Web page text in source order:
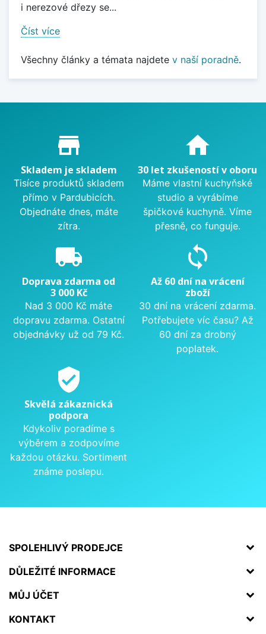
i nerezové dřezy se...
Číst více
Všechny články a témata najdete v naší poradně.
Proč nakupovat u nás?
store_mall_directory
Skladem je skladem
Tisíce produktů skladem
přímo v Pardubicích.
Objednáte dnes, máte
zítra.
home
30 let zkušeností v oboru
Máme vlastní kuchyňské
studio a vyrábíme
špičkové kuchyně. Víme
přesně, co funguje.
local_shipping
Doprava zdarma od
3 000 Kč
Nad 3 000 Kč máte
dopravu zdarma. Ostatní
objednávky už od 79 Kč.
sync
Až 60 dní na vrácení
zboží
30 dní na vrácení zdarma.
Potřebujete víc času? Až
60 dní za drobný
poplatek.
verified_user
Skvělá zákaznická
podpora
Kdykoliv poradíme s
výběrem a zodpovíme
každou otázku. Sortiment
známe poslepu.
SPOLEHLIVÝ PRODEJCE
DŮLEŽITÉ INFORMACE
MŮJ ÚČET
KONTAKT